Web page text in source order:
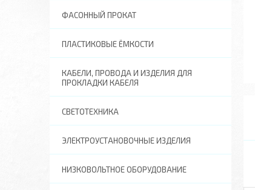
ФАСОННЫЙ ПРОКАТ
ПЛАСТИКОВЫЕ ЁМКОСТИ
КАБЕЛИ, ПРОВОДА И ИЗДЕЛИЯ ДЛЯ
ПРОКЛАДКИ КАБЕЛЯ
СВЕТОТЕХНИКА
ЭЛЕКТРОУСТАНОВОЧНЫЕ ИЗДЕЛИЯ
НИЗКОВОЛЬТНОЕ ОБОРУДОВАНИЕ